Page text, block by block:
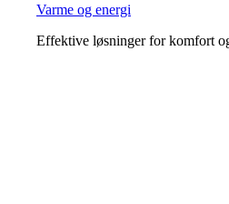
Varme og energi
Effektive løsninger for komfort